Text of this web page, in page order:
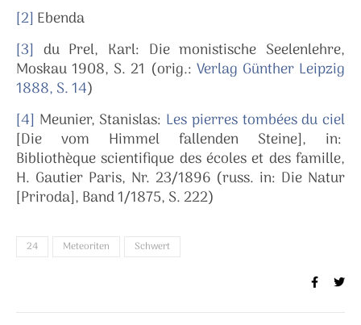
[2] Ebenda
[3] du Prel, Karl: Die monistische Seelenlehre,
Moskau 1908, S. 21 (orig.: Verlag Günther Leipzig
1888, S. 14)
[4] Meunier, Stanislas: Les pierres tombées du ciel
[Die vom Himmel fallenden Steine], in:
Bibliothèque scientifique des écoles et des famille,
H. Gautier Paris, Nr. 23/1896 (russ. in: Die Natur
[Priroda], Band 1/1875, S. 222)
24 Meteoriten Schwert